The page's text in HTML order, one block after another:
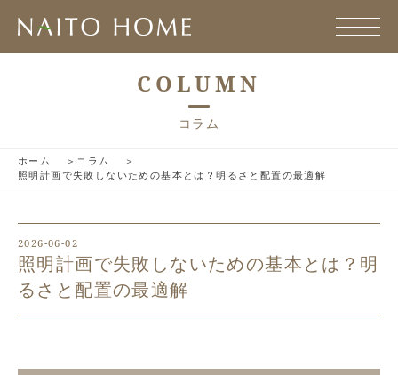
COLUMN
コラム
ホーム
コラム
照明計画で失敗しないための基本とは？明るさと配置の最適解
2026-06-02
照明計画で失敗しないための基本とは？明
るさと配置の最適解